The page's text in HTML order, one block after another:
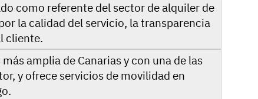
como referente del sector de alquiler de
la calidad del servicio, la transparencia
cliente.
amplia de Canarias y con una de las
y ofrece servicios de movilidad en